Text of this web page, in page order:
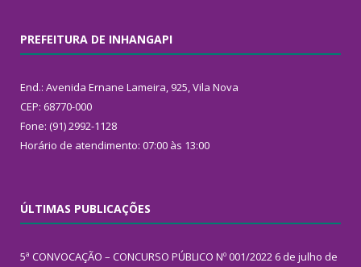
PREFEITURA DE INHANGAPI
End.: Avenida Ernane Lameira, 925, Vila Nova
CEP: 68770-000
Fone: (91) 2992-1128
Horário de atendimento: 07:00 às 13:00
ÚLTIMAS PUBLICAÇÕES
5ª CONVOCAÇÃO – CONCURSO PÚBLICO Nº 001/2022 6 de julho de